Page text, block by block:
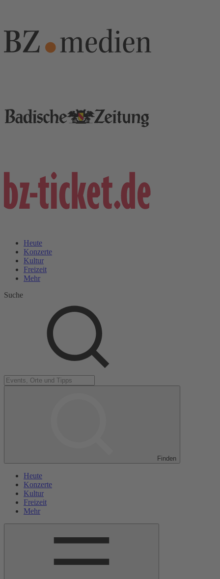
Heute
Konzerte
Kultur
Freizeit
Mehr
Suche
Finden
Heute
Konzerte
Kultur
Freizeit
Mehr